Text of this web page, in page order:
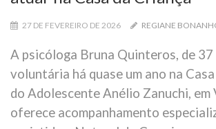
27 DE FEVEREIRO DE 2026 REGIANE
A psicóloga Bruna Quinteros, de 37
voluntária há quase um ano na
do Adolescente Anélio Zanuchi, em
oferece acompanhamento